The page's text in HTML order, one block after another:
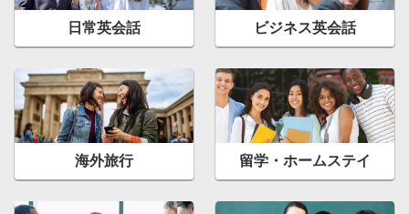
日常英会話 ビジネス英会話
海外旅行 留学・ホームステイ